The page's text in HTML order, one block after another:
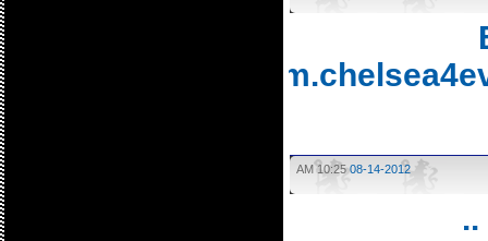
http://
08-14-2012
10:25 AM